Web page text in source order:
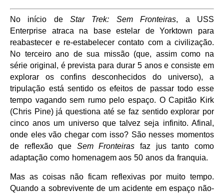
No início deStar Trek: Sem Fronteiras, a USS
Enterprise atraca na base estelar de Yorktown para
reabastecer e re-estabelecer contato com a civilização.
No terceiro ano de sua missão (que, assim como na
série original, é prevista para durar 5 anos e consiste em
explorar os confins desconhecidos do universo), a
tripulação está sentido os efeitos de passar todo esse
tempo vagando sem rumo pelo espaço. O Capitão Kirk
(Chris Pine) já questiona até se faz sentido explorar por
cinco anos um universo que talvez seja infinito. Afinal,
onde eles vão chegar com isso? São nesses momentos
de reflexão que Sem Fronteiras faz jus tanto como
adaptação como homenagem aos 50 anos da franquia.
Mas as coisas não ficam reflexivas por muito tempo.
Quando a sobrevivente de um acidente em espaço não-